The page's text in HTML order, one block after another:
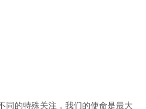
同的特殊关注，我们的使命是最大